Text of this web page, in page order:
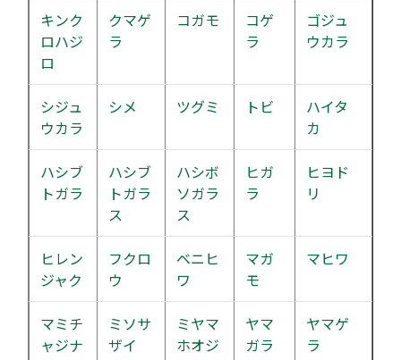
キンク
ロハジ
ロ
クマゲ
ラ
コガモ
コゲ
ラ
ゴジュ
ウカラ
シジュ
ウカラ
シメ ツグミ トビ
ハイタ
カ
ハシブ
トガラ
ハシブ
トガラ
ス
ハシボ
ソガラ
ス
ヒガ
ラ
ヒヨド
リ
ヒレン
ジャク
フクロ
ウ
ベニヒ
ワ
マガ
モ
マヒワ
マミチ
ャジナ
ミソサ
ザイ
ミヤマ
ホオジ
ヤマ
ガラ
ヤマゲ
ラ